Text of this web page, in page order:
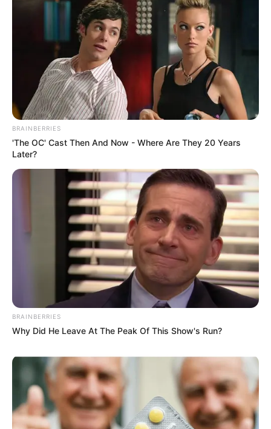
BRAINBERRIES
'The OC' Cast Then And Now - Where Are They 20 Years
Later?
BRAINBERRIES
Why Did He Leave At The Peak Of This Show's Run?